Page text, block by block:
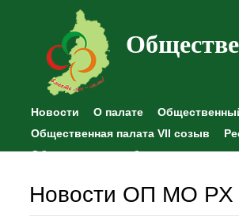
Новости О палате
Общественная палата VII созыв
Общественные наблюдения
Новости ОП МО РХ